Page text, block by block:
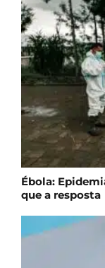
Ébola:
que a resposta